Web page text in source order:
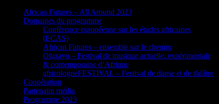
African Futures – All Around 2023
Domaines du programme
Conférence européenne sur les études africaines
(ECAS)
African Futures – ensemble sur le chemin
Oluzayo – Festival de musique actuelle, expérimentale
& contemporaine d’Afrique
africologneFESTIVAL – Festival de danse et de théâtre
Coopération
Partenaire média
Programme 2023